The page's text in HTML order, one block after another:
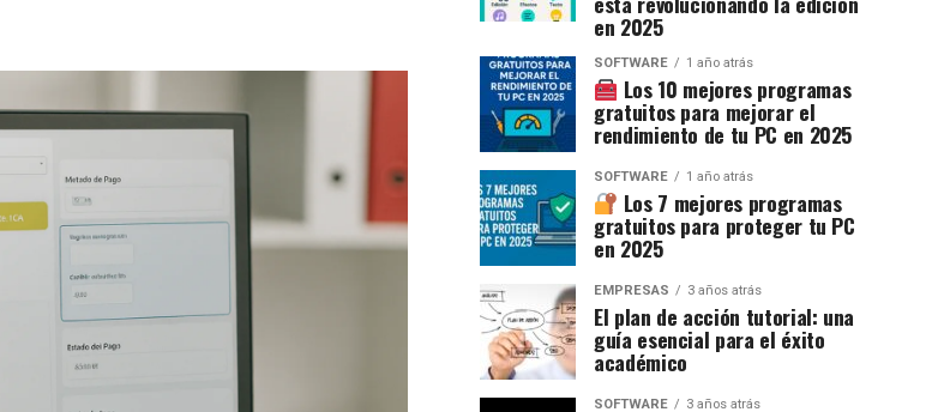
en 2025
SOFTWARE 1 año atrás
Los 10 mejores programas
gratuitos para mejorar el
rendimiento de tu PC en 2025
SOFTWARE 1 año atrás
Los 7 mejores programas
gratuitos para proteger tu PC
en 2025
EMPRESAS 3 años atrás
El plan de acción tutorial: una
guía esencial para el éxito
académico
SOFTWARE 3 años atrás